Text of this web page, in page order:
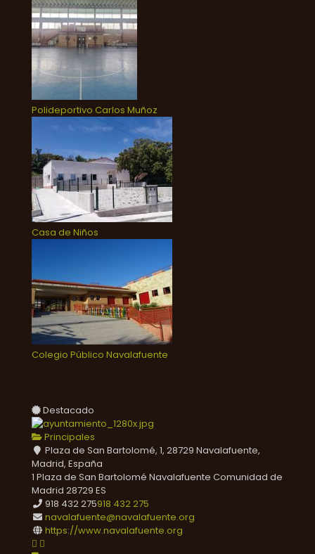
Polideportivo Carlos Muñoz
Casa de Niños
Colegio Público Navalafuente
Destacado
Principales
Plaza de San Bartolomé, 1, 28729 Navalafuente,
Madrid, España
1 Plaza de San Bartolomé Navalafuente Comunidad de
Madrid 28729 ES
918 432 275918 432 275
navalafuente@navalafuente.org
https://www.navalafuente.org